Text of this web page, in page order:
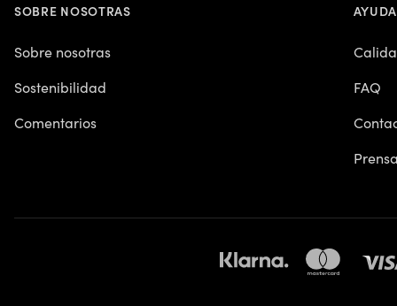
SOBRE NOSOTRAS
Sobre nosotras
Sostenibilidad
Comentarios
FAQ